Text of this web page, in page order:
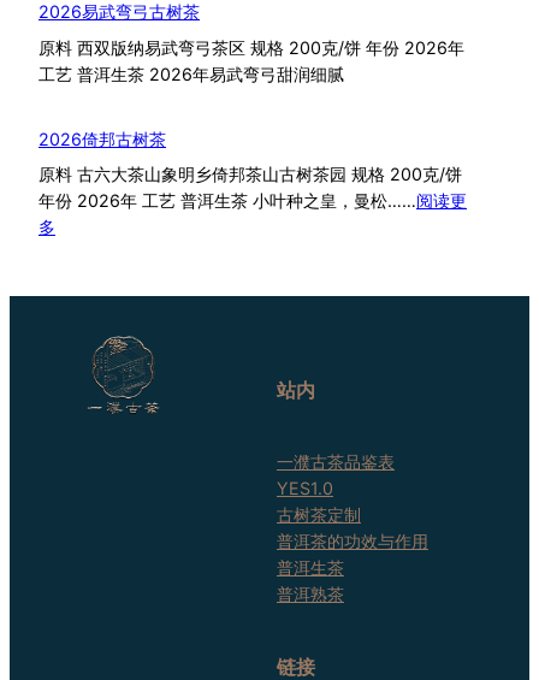
2026易武弯弓古树茶
原料 西双版纳易武弯弓茶区 规格 200克/饼 年份 2026年
工艺 普洱生茶 2026年易武弯弓甜润细腻
2026倚邦古树茶
原料 古六大茶山象明乡倚邦茶山古树茶园 规格 200克/饼
年份 2026年 工艺 普洱生茶 小叶种之皇，曼松……阅读更
多
站内
一濮古茶品鉴表
YES1.0
古树茶定制
普洱茶的功效与作用
普洱生茶
普洱熟茶
链接